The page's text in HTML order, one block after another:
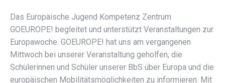
Das Europäische Jugend Kompetenz Zentrum
GOEUROPE! begleitet und unterstützt Veranstaltungen zur
Europawoche. GOEUROPE! hat uns am vergangenen
Mittwoch bei unserer Veranstaltung geholfen, die
Schülerinnen und Schüler unserer BbS über Europa und die
europäischen Mobilitätsmöglichkeiten zu informieren. Mit